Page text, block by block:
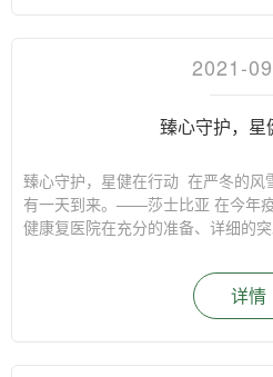
2021-
臻心守护，星
臻心守护，星健在行动 在严冬的风
有一天到来。——莎士比亚 在今年
健康复医院在充分的准备、详细的
康复医院以臻心守护，回馈社会。
正是那些细微之处的臻心守护，让
们与生活的关系、与社区的关系、
详情